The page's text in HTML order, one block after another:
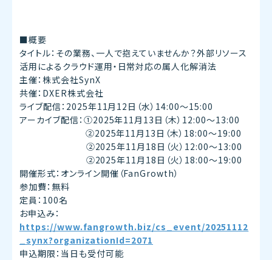
■概要
タイトル：その業務、一人で抱えていませんか？外部リソース
活用によるクラウド運用・日常対応の属人化解消法
主催：株式会社SynX
共催：DXER株式会社
ライブ配信：2025年11月12日（水）14:00～15:00
アーカイブ配信：①2025年11月13日（木）12:00～13:00
②2025年11月13日（木）18:00～19:00
②2025年11月18日（火）12:00～13:00
②2025年11月18日（火）18:00～19:00
開催形式：オンライン開催（FanGrowth）
参加費：無料
定員：100名
お申込み：
https://www.fangrowth.biz/cs_event/20251112
_synx?organizationId=2071
申込期限：当日も受付可能